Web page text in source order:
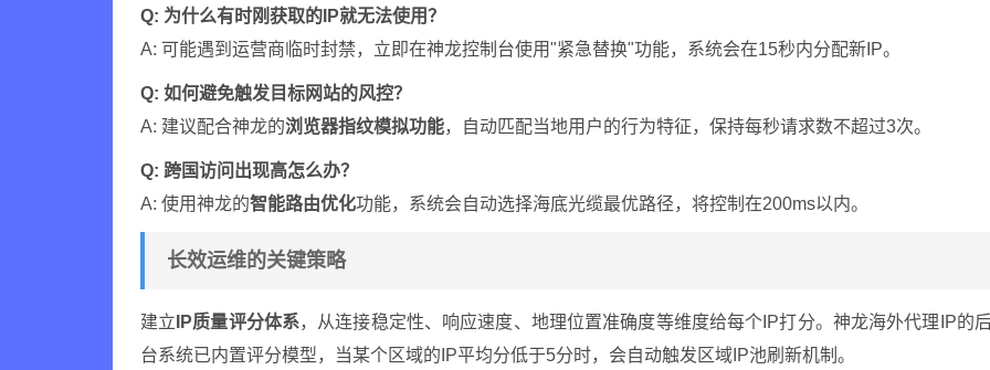
Q: 为什么有时刚获取的IP就无法使用？
A: 可能遇到运营商临时封禁，立即在神龙控制台使用"紧急替换"功能，系统会在15秒内分配新IP。
Q: 如何避免触发目标网站的风控？
A: 建议配合神龙的浏览器指纹模拟功能，自动匹配当地用户的行为特征，保持每秒请求数不超过3次。
Q: 跨国访问出现高怎么办？
A: 使用神龙的智能路由优化功能，系统会自动选择海底光缆最优路径，将控制在200ms以内。
长效运维的关键策略
建立 IP质量评分体系，从连接稳定性、响应速度、地理位置准确度等维度给每个IP打分。神龙海外代理IP的
台系统已内置评分模型，当某个区域的IP平均分低于5分时，会自动触发区域IP池刷新机制。